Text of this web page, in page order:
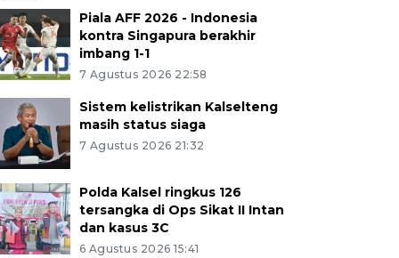
Piala AFF 2026 - Indonesia
kontra Singapura berakhir
imbang 1-1
7 Agustus 2026 22:58
Sistem kelistrikan Kalselteng
masih status siaga
7 Agustus 2026 21:32
Polda Kalsel ringkus 126
tersangka di Ops Sikat II Intan
dan kasus 3C
6 Agustus 2026 15:41